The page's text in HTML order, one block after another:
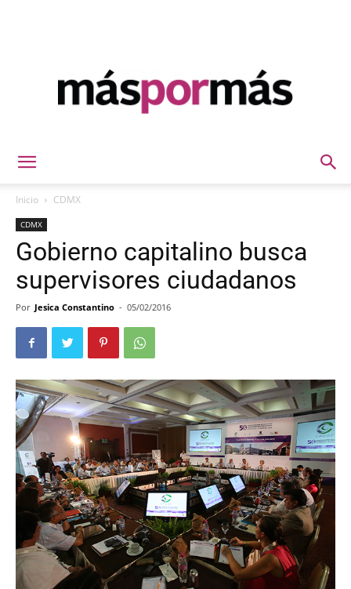
Inicio CDMX
CDMX
Gobierno capitalino busca
supervisores ciudadanos
Por Jesica Constantino - 05/02/2016